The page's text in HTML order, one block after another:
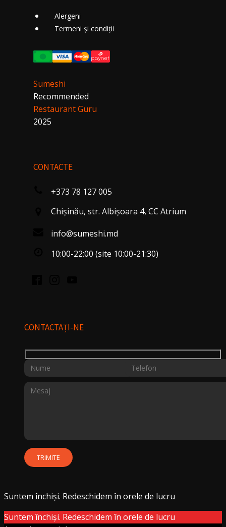
Alergeni
Termeni și condiții
Sumeshi
Recommended
Restaurant Guru
2025
CONTACTE
+373 78 127 005
Chişinău, str. Albişoara 4, CC Atrium
info@sumeshi.md
10:00-22:00 (site 10:00-21:30)
CONTACTAȚI-NE
Suntem închiși. Redeschidem în orele de lucru
Suntem închiși. Redeschidem în orele de lucru